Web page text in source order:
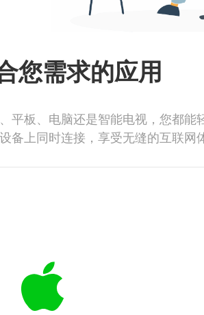
您需求的应用
板、电脑还是智能电视，您都能
备上同时连接，享受无缝的互联网体